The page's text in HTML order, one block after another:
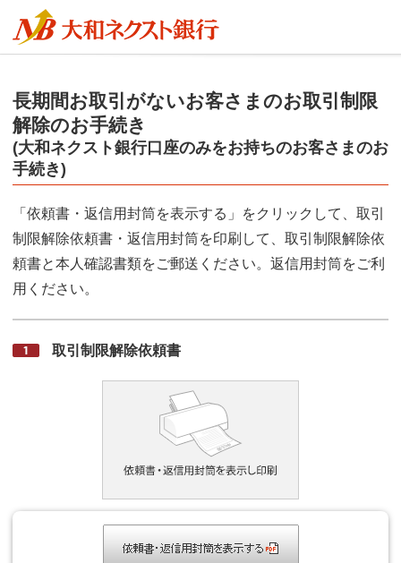
長期間お取引がないお客さまのお取引制限
解除のお手続き
(大和ネクスト銀行口座のみをお持ちのお客さまのお
手続き)
「依頼書・返信用封筒を表示する」をクリックして、取引
制限解除依頼書・返信用封筒を印刷して、 取引制限解除依
頼書と本人確認書類をご郵送ください。返信用封筒をご利
用ください。
取引制限解除依頼書